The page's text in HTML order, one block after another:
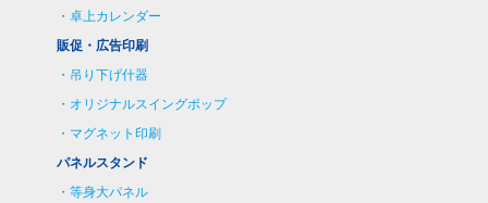
卓上カレンダー
販促・広告印刷
吊り下げ什器
オリジナルスイングポップ
マグネット印刷
パネルスタンド
等身大パネル